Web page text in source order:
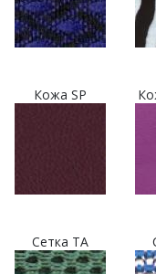
Кожа SP
Сетка TA